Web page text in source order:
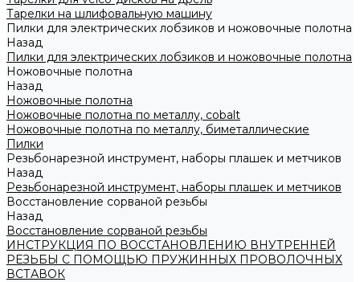
Тарелки на шлифовальную машину
Пилки для электрических лобзиков и ножовочные полотна
Назад
Пилки для электрических лобзиков и ножовочные полотна
Ножовочные полотна
Назад
Ножовочные полотна
Ножовочные полотна по металлу, cobalt
Ножовочные полотна по металлу, биметаллические
Пилки
Резьбонарезной инструмент, наборы плашек и метчиков
Назад
Резьбонарезной инструмент, наборы плашек и метчиков
Восстановление сорваной резьбы
Назад
Восстановление сорваной резьбы
ИНСТРУКЦИЯ ПО ВОССТАНОВЛЕНИЮ ВНУТРЕННЕЙ
РЕЗЬБЫ С ПОМОЩЬЮ ПРУЖИННЫХ ПРОВОЛОЧНЫХ
ВСТАВОК